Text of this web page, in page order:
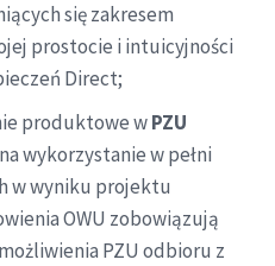
się zakresem
prostocie i intuicyjności
Direct;
produktowe wPZU
wykorzystanie w pełni
w wyniku projektu
OWU zobowiązują
PZU odbioru z